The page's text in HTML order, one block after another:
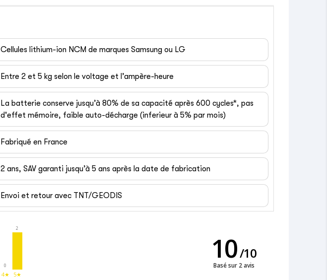
Cellules lithium-ion NCM de marques Samsung ou LG
Entre 2 et 5 kg selon le voltage et l’ampère-heure
La batterie conserve jusqu’à 80% de sa capacité après 600 cycles*, pas
d'effet mémoire, faible auto-décharge (inferieur à 5% par mois)
Fabriqué en France
2 ans, SAV garanti jusqu’à 5 ans après la date de fabrication
Envoi et retour avec TNT/GEODIS
0
4★
2
5★
10/10
Basé sur 2 avis